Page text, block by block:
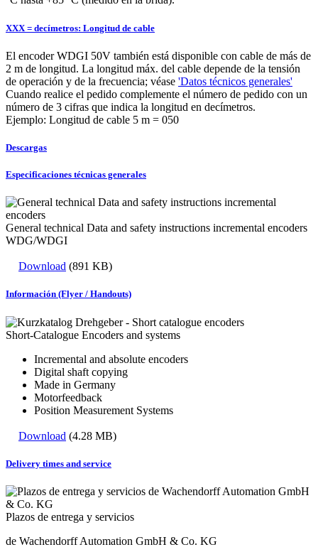
XXX = decímetros: Longitud de cable
El encoder WDGI 50V también está disponible con cable de más de
2 m de longitud. La longitud máx. del cable depende de la tensión
de operación y de la frecuencia; véase 'Datos técnicos generales'
Cuando realice el pedido complemente el número de pedido con un
número de 3 cifras que indica la longitud en decímetros.
Ejemplo: Longitud de cable 5 m = 050
Descargas
Especificaciones técnicas generales
General technical Data and safety instructions incremental encoders
WDG/WDGI
Download (891 KB)
Información (Flyer / Handouts)
Short-Catalogue Encoders and systems
Incremental and absolute encoders
Digital shaft copying
Made in Germany
Motorfeedback
Position Measurement Systems
Download (4.28 MB)
Delivery times and service
Plazos de entrega y servicios
de Wachendorff Automation GmbH & Co. KG